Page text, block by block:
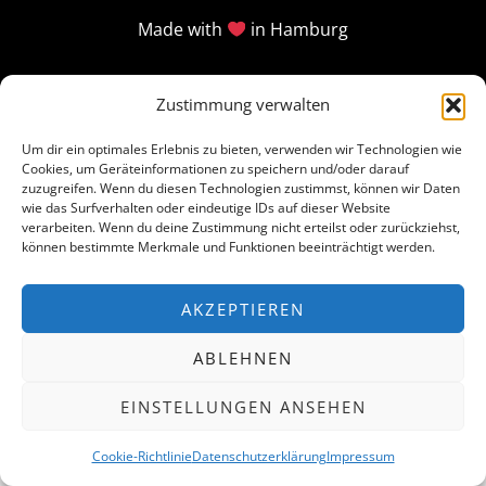
Zustimmung verwalten
Um dir ein optimales Erlebnis zu bieten, verwenden wir Technologien wie
Cookies, um Geräteinformationen zu speichern und/oder darauf
zuzugreifen. Wenn du diesen Technologien zustimmst, können wir Daten
wie das Surfverhalten oder eindeutige IDs auf dieser Website
verarbeiten. Wenn du deine Zustimmung nicht erteilst oder zurückziehst,
können bestimmte Merkmale und Funktionen beeinträchtigt werden.
AKZEPTIEREN
ABLEHNEN
EINSTELLUNGEN ANSEHEN
Cookie-RichtlinieDatenschutzerklärungImpressum
Made with in Hamburg